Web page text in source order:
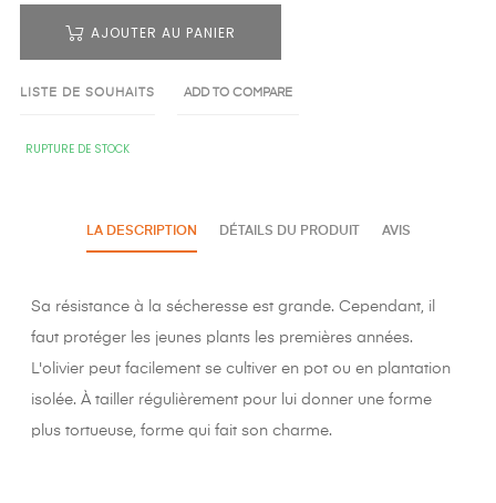
AJOUTER AU PANIER
LISTE DE SOUHAITS ADD TO COMPARE
RUPTURE DE STOCK
LA DESCRIPTION DÉTAILS DU PRODUIT AVIS
Sa résistance à la sécheresse est grande. Cependant, il
faut protéger les jeunes plants les premières années.
L'olivier peut facilement se cultiver en pot ou en plantation
isolée. À tailler régulièrement pour lui donner une forme
plus tortueuse, forme qui fait son charme.